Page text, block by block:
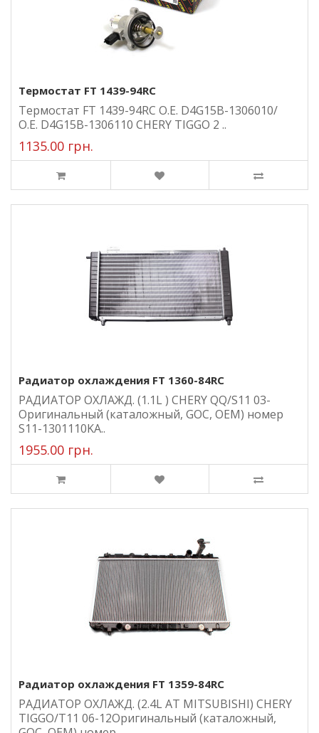
Термостат FT 1439-94RC
Термостат FT 1439-94RC O.E. D4G15B-1306010/
O.E. D4G15B-1306110 CHERY TIGGO 2 ..
1135.00 грн.
Радиатор охлаждения FT 1360-84RC
РАДИАТОР ОХЛАЖД. (1.1L ) CHERY QQ/S11 03-
Оригинальный (каталожный, GOC, ОЕМ) номер
S11-1301110KA..
1955.00 грн.
Радиатор охлаждения FT 1359-84RC
РАДИАТОР ОХЛАЖД. (2.4L AТ MITSUBISHI) CHERY
TIGGO/T11 06-12Оригинальный (каталожный,